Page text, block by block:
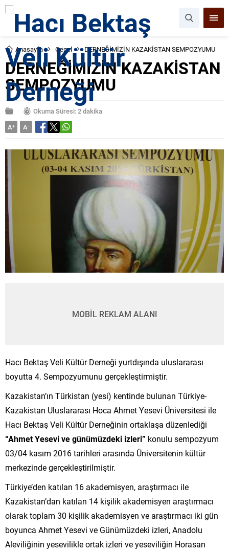
Anasayfa Genel DERNEĞİMİZİN KAZAKİSTAN SEMPOZYUMU
DERNEĞİMİZİN KAZAKİSTAN
SEMPOZYUMU
Okuma Süresi: 2 dakika
A+ A-
MOBİL REKLAM ALANI
Hacı Bektaş Veli Kültür Derneği yurtdışında uluslararası
boyutta 4. Sempozyumunu gerçekleştirmiştir.
Kazakistan’ın Türkistan (yesi) kentinde bulunan Türkiye-
Kazakistan Uluslararası Hoca Ahmet Yesevi Üniversitesi ile
Hacı Bektaş Veli Kültür Derneğinin ortaklaşa düzenlediği
“Ahmet Yesevi ve günümüzdeki izleri” konulu sempozyum
03/04 kasım 2016 tarihleri arasında Üniversitenin kültür
merkezinde gerçekleştirilmiştir.
Türkiye’den katılan 16 akademisyen, araştırmacı ile
Kazakistan’dan katılan 14 kişilik akademisyen araştırmacı
olarak toplam 30 kişilik akademisyen ve araştırmacı iki gün
boyunca Ahmet Yesevi ve Günümüzdeki izleri, Anadolu
Aleviliğinin yesevilikle ortak izleri ve yeseviliğin Horasan